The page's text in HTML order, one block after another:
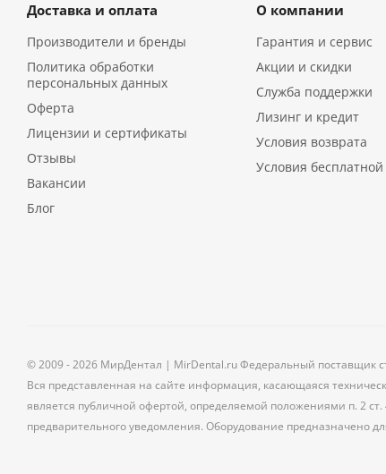
Доставка и оплата
Производители и бренды
Политика обработки
персональных данных
Оферта
Лицензии и сертификаты
Отзывы
Вакансии
Блог
О компании
Гарантия и сервис
Акции и скидки
Служба поддержки
Лизинг и кредит
Условия возврата
Условия бесплатной
© 2009 - 2026 МирДентал | MirDental.ru Федеральный поставщик
Вся представленная на сайте информация, касающаяся
является публичной офертой, определяемой положениями п. 2
предварительного уведомления. Оборудование